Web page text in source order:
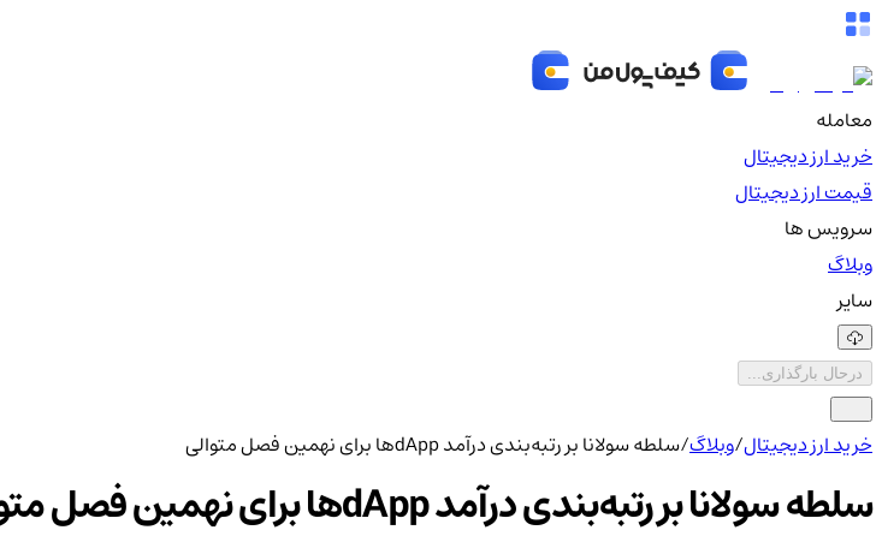
معامله
خرید ارز دیجیتال
قیمت ارز دیجیتال
سرویس ها
وبلاگ
سایر
درحال بارگذاری...
خرید ارز دیجیتال/وبلاگ/سلطه سولانا بر رتبه‌بندی درآمد dAppها برای نهمین فصل متوالی
سلطه سولانا بر رتبه‌بندی درآمد dAppها برای نهمین فصل متوالی